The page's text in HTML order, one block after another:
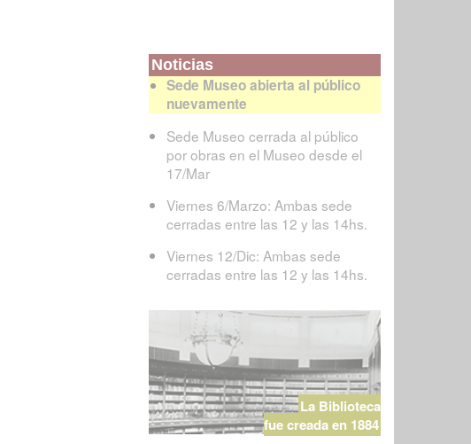
Noticias
Sede Museo abierta al público
nuevamente
Sede Museo cerrada al público
por obras en el Museo desde el
17/Mar
Viernes 6/Marzo: Ambas sede
cerradas entre las 12 y las 14hs.
Viernes 12/Dic: Ambas sede
cerradas entre las 12 y las 14hs.
La Biblioteca
fue creada en 1884